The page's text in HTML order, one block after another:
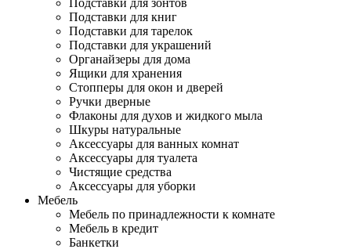
Подставки для зонтов
Подставки для книг
Подставки для тарелок
Подставки для украшений
Органайзеры для дома
Ящики для хранения
Стопперы для окон и дверей
Ручки дверные
Флаконы для духов и жидкого мыла
Шкуры натуральные
Аксессуары для ванных комнат
Аксессуары для туалета
Чистящие средства
Аксессуары для уборки
Мебель
Мебель по принадлежности к комнате
Мебель в кредит
Банкетки